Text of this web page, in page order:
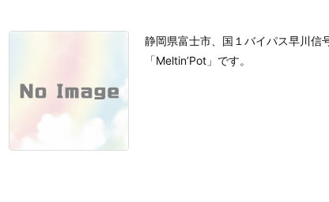
静岡県富士市、国１バイパス早川信
「Meltin’Pot」です。